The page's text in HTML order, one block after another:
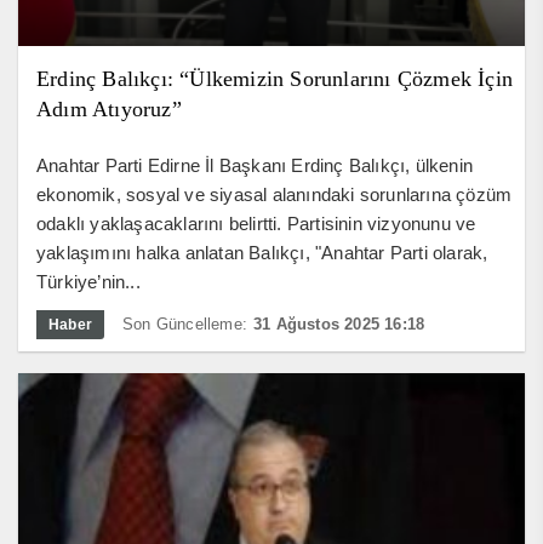
Erdinç Balıkçı: “Ülkemizin Sorunlarını Çözmek İçin
Adım Atıyoruz”
Anahtar Parti Edirne İl Başkanı Erdinç Balıkçı, ülkenin
ekonomik, sosyal ve siyasal alanındaki sorunlarına çözüm
odaklı yaklaşacaklarını belirtti. Partisinin vizyonunu ve
yaklaşımını halka anlatan Balıkçı, "Anahtar Parti olarak,
Türkiye’nin...
Haber Son Güncelleme: 31 Ağustos 2025 16:18